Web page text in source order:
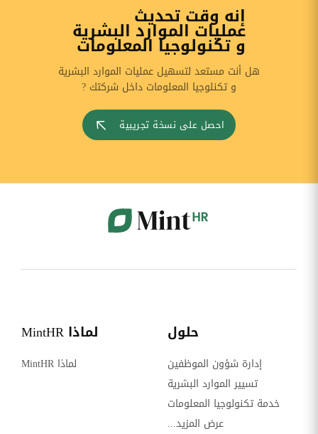
إنه وقت تحديث
عمليات الموارد البشرية
و تكنولوجيا المعلومات
هل أنت مستعد لتسهيل عمليات الموارد البشرية
و تكنلوجيا المعلومات داخل شركتك ?
احصل على نسخة تجريبية
حلول
إدارة شؤون الموظفين
تسيير الموارد البشرية
خدمة تكنولوجيا المعلومات
عرض المزيد...
لماذا MintHR
لماذا MintHR